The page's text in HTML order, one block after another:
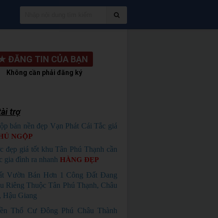
ĐĂNG TIN CỦA BẠN
Không cần phải đăng ký
trợ
bán nền đẹp Vạn Phát Cái Tắc giá
NGỘP
đẹp giá tốt khu Tân Phú Thạnh cần
gia đình ra nhanh HÀNG ĐẸP
Vườn Bán Hơn 1 Công Đất Đang
Riêng Thuộc Tân Phú Thạnh, Châu
Hậu Giang
Thổ Cư Đông Phú Châu Thành